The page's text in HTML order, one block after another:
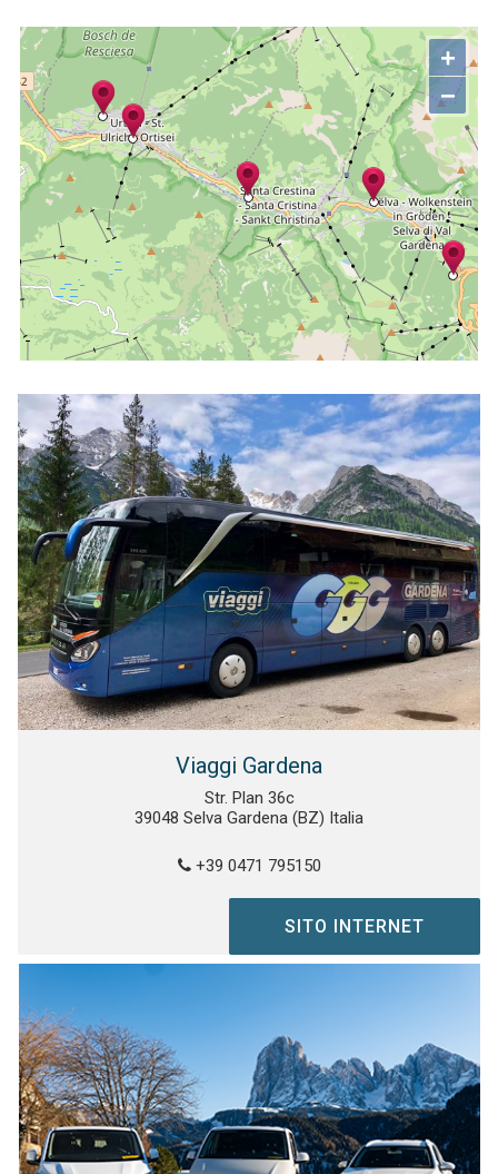
+
−
Viaggi Gardena
Str. Plan 36c
39048 Selva Gardena (BZ) Italia
+39 0471 795150
SITO INTERNET